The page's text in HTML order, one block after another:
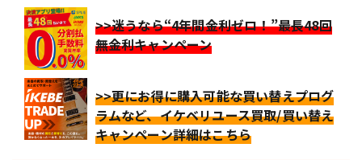
>>迷うなら“4年間金利ゼロ！”最長48回
無金利キャンペーン
>>更にお得に購入可能な買い替えプログ
ラムなど、イケベリユース買取/買い替え
キャンペーン詳細はこちら